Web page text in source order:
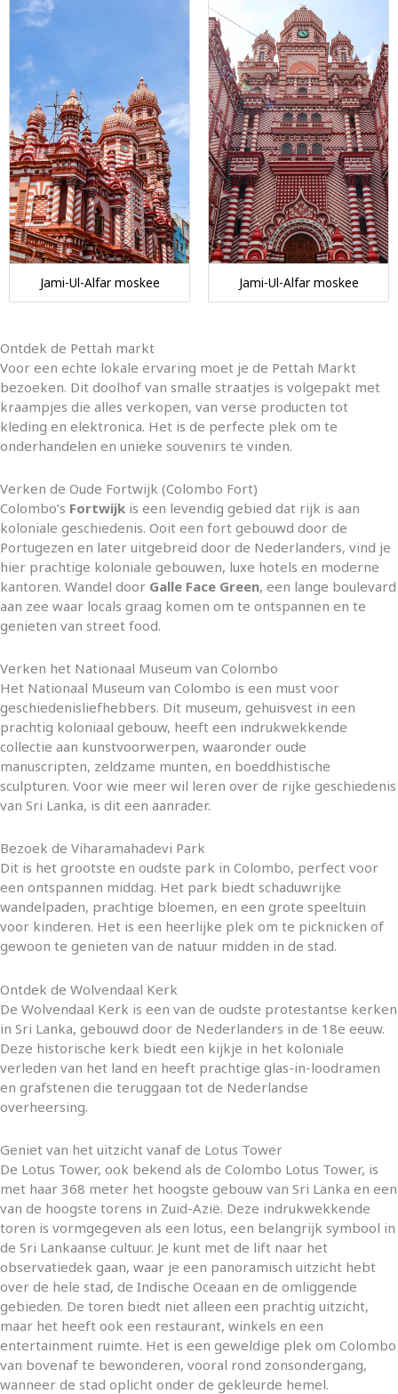
Jami-Ul-Alfar moskee Jami-Ul-Alfar moskee
Ontdek de Pettah markt
Voor een echte lokale ervaring moet je de Pettah Markt
bezoeken. Dit doolhof van smalle straatjes is volgepakt met
kraampjes die alles verkopen, van verse producten tot
kleding en elektronica. Het is de perfecte plek om te
onderhandelen en unieke souvenirs te vinden.
Verken de Oude Fortwijk (Colombo Fort)
Colombo’s Fortwijk is een levendig gebied dat rijk is aan
koloniale geschiedenis. Ooit een fort gebouwd door de
Portugezen en later uitgebreid door de Nederlanders, vind je
hier prachtige koloniale gebouwen, luxe hotels en moderne
kantoren. Wandel door Galle Face Green, een lange boulevard
aan zee waar locals graag komen om te ontspannen en te
genieten van street food.
Verken het Nationaal Museum van Colombo
Het Nationaal Museum van Colombo is een must voor
geschiedenisliefhebbers. Dit museum, gehuisvest in een
prachtig koloniaal gebouw, heeft een indrukwekkende
collectie aan kunstvoorwerpen, waaronder oude
manuscripten, zeldzame munten, en boeddhistische
sculpturen. Voor wie meer wil leren over de rijke geschiedenis
van Sri Lanka, is dit een aanrader.
Bezoek de Viharamahadevi Park
Dit is het grootste en oudste park in Colombo, perfect voor
een ontspannen middag. Het park biedt schaduwrijke
wandelpaden, prachtige bloemen, en een grote speeltuin
voor kinderen. Het is een heerlijke plek om te picknicken of
gewoon te genieten van de natuur midden in de stad.
Ontdek de Wolvendaal Kerk
De Wolvendaal Kerk is een van de oudste protestantse kerken
in Sri Lanka, gebouwd door de Nederlanders in de 18e eeuw.
Deze historische kerk biedt een kijkje in het koloniale
verleden van het land en heeft prachtige glas-in-loodramen
en grafstenen die teruggaan tot de Nederlandse
overheersing.
Geniet van het uitzicht vanaf de Lotus Tower
De Lotus Tower, ook bekend als de Colombo Lotus Tower, is
met haar 368 meter het hoogste gebouw van Sri Lanka en een
van de hoogste torens in Zuid-Azië. Deze indrukwekkende
toren is vormgegeven als een lotus, een belangrijk symbool in
de Sri Lankaanse cultuur. Je kunt met de lift naar het
observatiedek gaan, waar je een panoramisch uitzicht hebt
over de hele stad, de Indische Oceaan en de omliggende
gebieden. De toren biedt niet alleen een prachtig uitzicht,
maar het heeft ook een restaurant, winkels en een
entertainment ruimte. Het is een geweldige plek om Colombo
van bovenaf te bewonderen, vooral rond zonsondergang,
wanneer de stad oplicht onder de gekleurde hemel.